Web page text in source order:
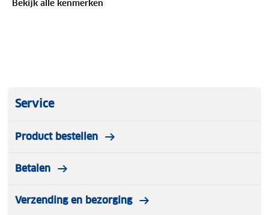
Bekijk alle kenmerken
Service
Product bestellen
Betalen
Verzending en bezorging